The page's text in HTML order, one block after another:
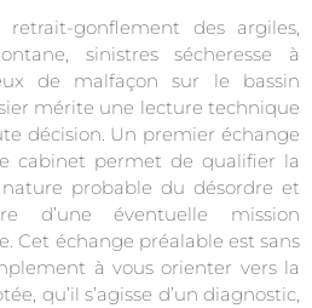
gonflement des argiles,
sinistres sécheresse à
de malfaçon sur le bassin
mérite une lecture technique
décision. Un premier échange
cabinet permet de qualifier la
probable du désordre et
d’une éventuelle mission
Cet échange préalable est sans
à vous orienter vers la
qu’il s’agisse d’un diagnostic,